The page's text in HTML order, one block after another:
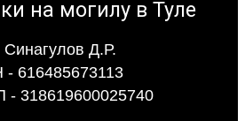
Д.Р.
616485673113
318619600025740